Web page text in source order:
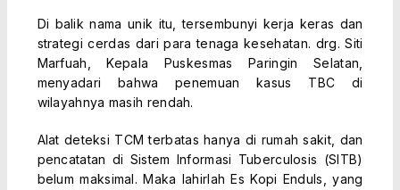
Di balik nama unik itu, tersembunyi kerja keras dan
strategi cerdas dari para tenaga kesehatan. drg. Siti
Marfuah, Kepala Puskesmas Paringin Selatan,
menyadari bahwa penemuan kasus TBC di
wilayahnya masih rendah.
Alat deteksi TCM terbatas hanya di rumah sakit, dan
pencatatan di Sistem Informasi Tuberculosis (SITB)
belum maksimal. Maka lahirlah Es Kopi Enduls, yang